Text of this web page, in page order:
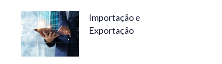
são nossos
diferenciais.
Importação e
Exportação